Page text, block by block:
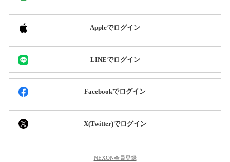
Appleでログイン
LINEでログイン
Facebookでログイン
X(Twitter)でログイン
NEXON会員登録